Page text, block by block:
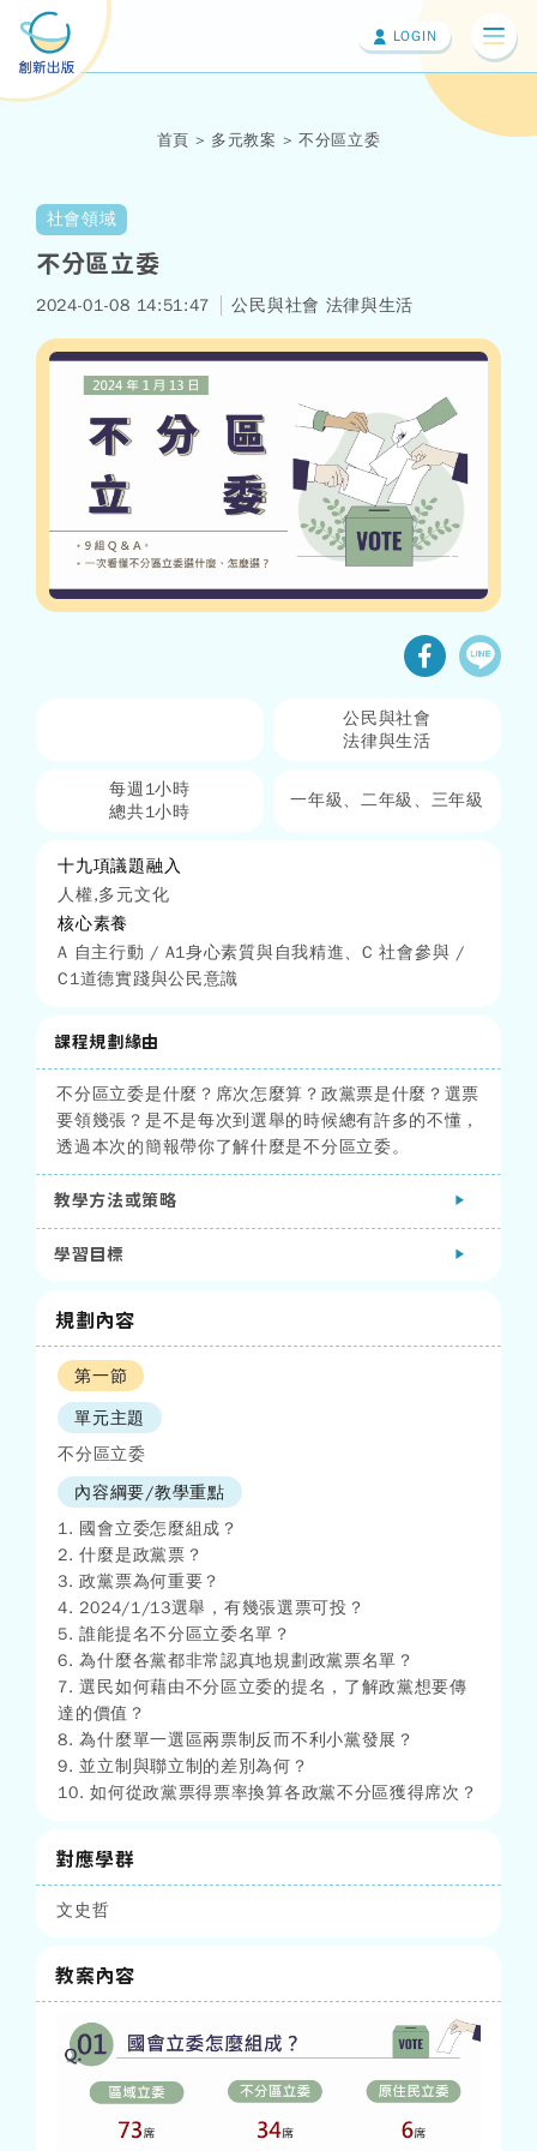
LOGIN
切換
首頁 多元教案 不分區立委
社會領域
不分區立委
2024-01-08 14:51:47 公民與社會 法律與生活
公民與社會
法律與生活
每週1小時
總共1小時
一年級、二年級、三年級
十九項議題融入
人權,多元文化
核心素養
A 自主行動 / A1身心素質與自我精進、C 社會參與 /
C1道德實踐與公民意識
課程規劃緣由
不分區立委是什麼？席次怎麼算？政黨票是什麼？選票
要領幾張？是不是每次到選舉的時候總有許多的不懂，
透過本次的簡報帶你了解什麼是不分區立委。
教學方法或策略
學習目標
規劃內容
第一節
單元主題
不分區立委
內容綱要/教學重點
1. 國會立委怎麼組成？
2. 什麼是政黨票？
3. 政黨票為何重要？
4. 2024/1/13選舉，有幾張選票可投？
5. 誰能提名不分區立委名單？
6. 為什麼各黨都非常認真地規劃政黨票名單？
7. 選民如何藉由不分區立委的提名，了解政黨想要傳
達的價值？
8. 為什麼單一選區兩票制反而不利小黨發展？
9. 並立制與聯立制的差別為何？
10. 如何從政黨票得票率換算各政黨不分區獲得席次？
對應學群
文史哲
教案內容